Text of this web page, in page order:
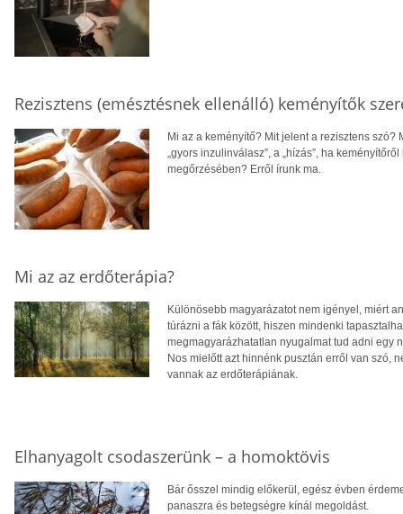
Rezisztens (emésztésnek ellenálló) keményítők
Mi az a keményítő? Mit jelent a rezisztens szó?
„gyors inzulinválasz”, a „hízás”, ha
megőrzésében? Erről írunk ma.
Mi az az erdőterápia?
Különösebb magyarázatot nem igényel, miért
túrázni a fák között, hiszen mindenki
megmagyarázhatatlan nyugalmat tud adni egy
Nos mielőtt azt hinnénk pusztán erről van szó,
vannak az erdőterápiának.
Elhanyagolt csodaszerünk – a homoktövis
Bár ősszel mindig előkerül, egész évben
panaszra és betegségre kínál megoldást.